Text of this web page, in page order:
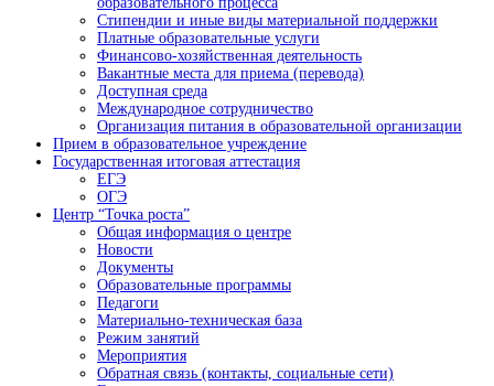
Стипендии и иные виды материальной поддержки
Платные образовательные услуги
Финансово-хозяйственная деятельность
Вакантные места для приема (перевода)
Доступная среда
Международное сотрудничество
Организация питания в образовательной организации
Прием в образовательное учреждение
Государственная итоговая аттестация
ЕГЭ
ОГЭ
Центр “Точка роста”
Общая информация о центре
Новости
Документы
Образовательные программы
Педагоги
Материально-техническая база
Режим занятий
Мероприятия
Обратная связь (контакты, социальные сети)